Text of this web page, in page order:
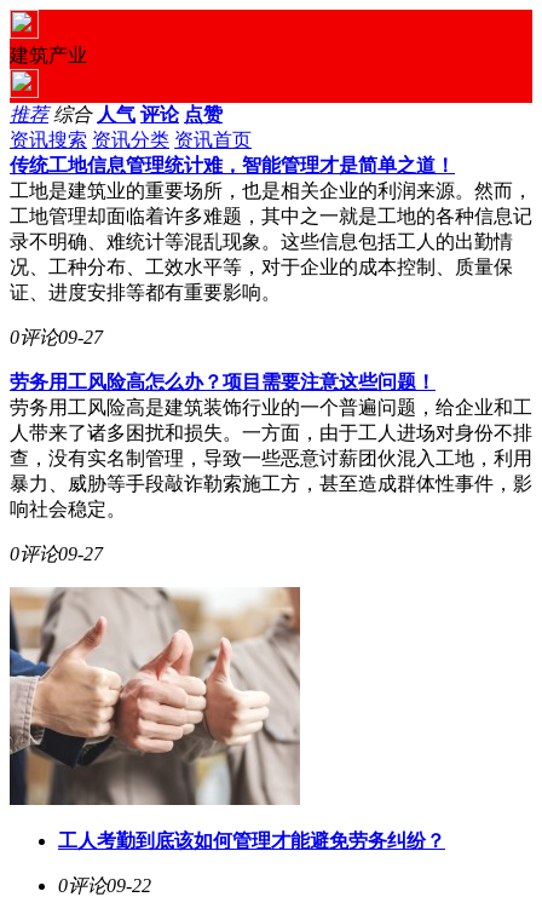
建筑产业
推荐 综合 人气 评论 点赞
资讯搜索 资讯分类 资讯首页
传统工地信息管理统计难，智能管理才是简单之道！
工地是建筑业的重要场所，也是相关企业的利润来源。然而，
工地管理却面临着许多难题，其中之一就是工地的各种信息记
录不明确、难统计等混乱现象。这些信息包括工人的出勤情
况、工种分布、工效水平等，对于企业的成本控制、质量保
证、进度安排等都有重要影响。
0评论09-27
劳务用工风险高怎么办？项目需要注意这些问题！
劳务用工风险高是建筑装饰行业的一个普遍问题，给企业和工
人带来了诸多困扰和损失。一方面，由于工人进场对身份不排
查，没有实名制管理，导致一些恶意讨薪团伙混入工地，利用
暴力、威胁等手段敲诈勒索施工方，甚至造成群体性事件，影
响社会稳定。
0评论09-27
工人考勤到底该如何管理才能避免劳务纠纷？
0评论09-22